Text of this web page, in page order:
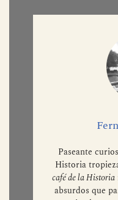
Paseante
Historia
café de la Historia
absurdos que